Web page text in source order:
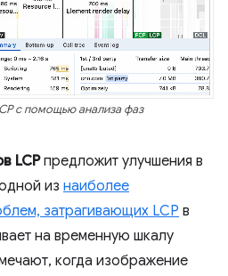
с помощью анализа фаз
LCPпредложит улучшения в
из наиболее
затрагивающих LCP в
на временную шкалу
когда изображение